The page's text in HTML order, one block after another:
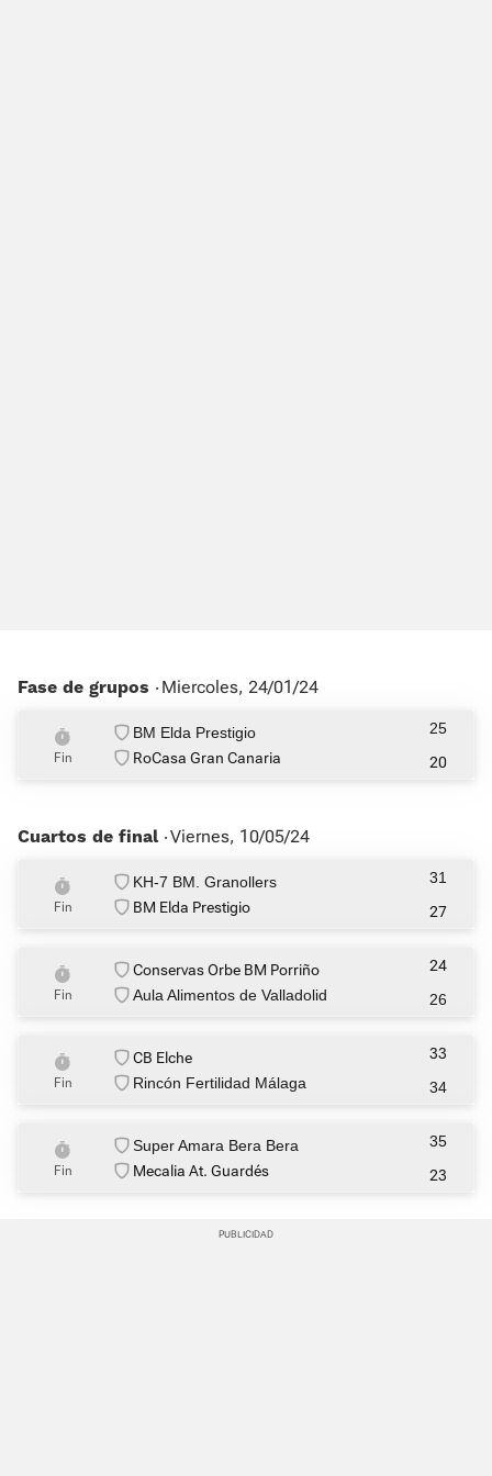
Fase de grupos ‧ Miercoles, 24/01/24
Fin
BM Elda Prestigio
RoCasa Gran Canaria
25
20
Cuartos de final ‧Viernes, 10/05/24
Fin
KH-7 BM. Granollers
BM Elda Prestigio
31
27
Fin
Conservas Orbe BM Porriño
Aula Alimentos de Valladolid
24
26
Fin
CB Elche
Rincón Fertilidad Málaga
33
34
Fin
Super Amara Bera Bera
Mecalia At. Guardés
35
23